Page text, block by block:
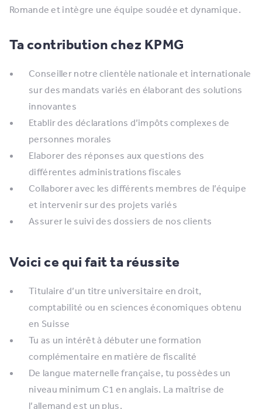
Romande et intègre une équipe soudée et dynamique.
Ta contribution chez KPMG
Conseiller notre clientèle nationale et internationale
sur des mandats variés en élaborant des solutions
innovantes
Etablir des déclarations d’impôts complexes de
personnes morales
Elaborer des réponses aux questions des
différentes administrations fiscales
Collaborer avec les différents membres de l’équipe
et intervenir sur des projets variés
Assurer le suivi des dossiers de nos clients
Voici ce qui fait ta réussite
Titulaire d’un titre universitaire en droit,
comptabilité ou en sciences économiques obtenu
en Suisse
Tu as un intérêt à débuter une formation
complémentaire en matière de fiscalité
De langue maternelle française, tu possèdes un
niveau minimum C1 en anglais. La maîtrise de
l’allemand est un plus.